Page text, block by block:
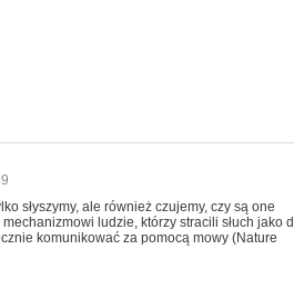
słyszymy, ale również czujemy, czy są one
ludzie, którzy stracili słuch jako
komunikować za pomocą mowy (Nature